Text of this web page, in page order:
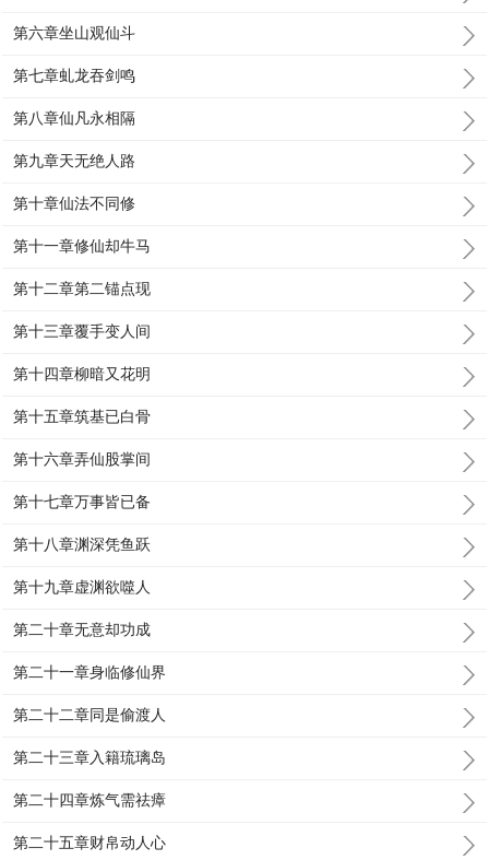
第六章坐山观仙斗
第七章虬龙吞剑鸣
第八章仙凡永相隔
第九章天无绝人路
第十章仙法不同修
第十一章修仙却牛马
第十二章第二锚点现
第十三章覆手变人间
第十四章柳暗又花明
第十五章筑基已白骨
第十六章弄仙股掌间
第十七章万事皆已备
第十八章渊深凭鱼跃
第十九章虚渊欲噬人
第二十章无意却功成
第二十一章身临修仙界
第二十二章同是偷渡人
第二十三章入籍琉璃岛
第二十四章炼气需祛瘴
第二十五章财帛动人心